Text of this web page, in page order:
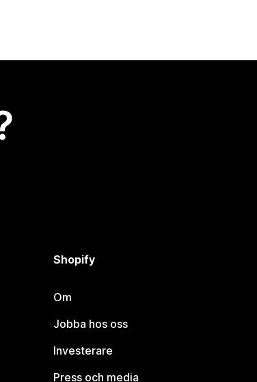
Shopify
Om
Jobba hos oss
Investerare
Press och media